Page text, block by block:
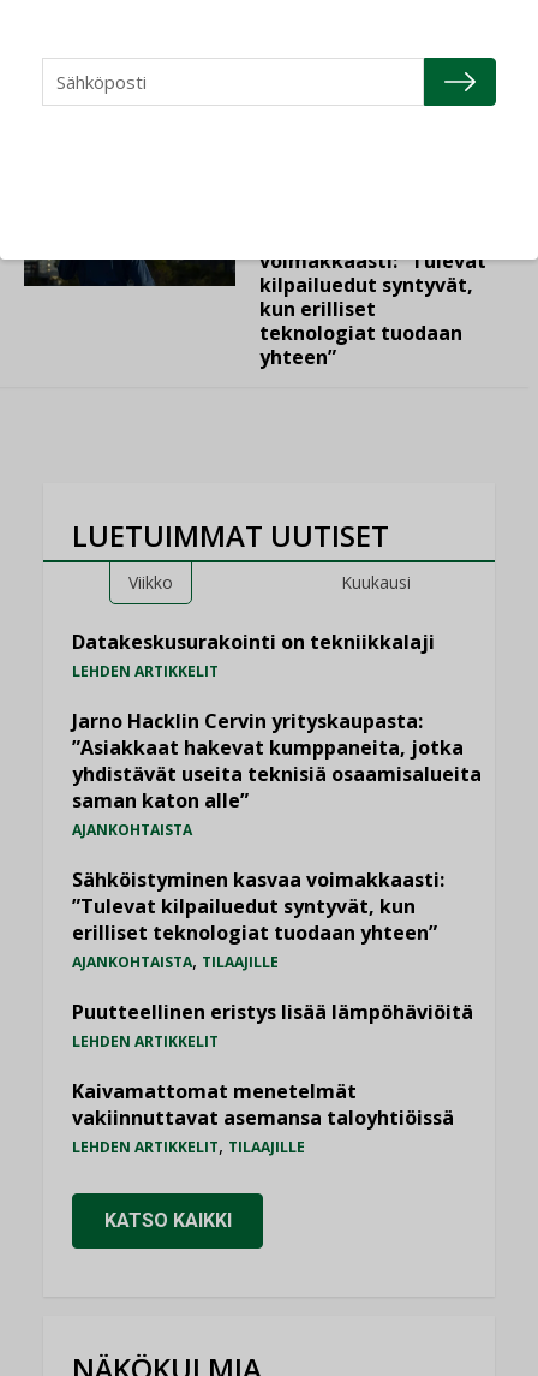
voimakkaasti: ”Tulevat
kilpailuedut syntyvät,
kun erilliset
teknologiat tuodaan
yhteen”
LUETUIMMAT UUTISET
Viikko Kuukausi
Datakeskusurakointi on tekniikkalaji
LEHDEN ARTIKKELIT
Jarno Hacklin Cervin yrityskaupasta:
”Asiakkaat hakevat kumppaneita, jotka
yhdistävät useita teknisiä osaamisalueita
saman katon alle”
AJANKOHTAISTA
Sähköistyminen kasvaa voimakkaasti:
”Tulevat kilpailuedut syntyvät, kun
erilliset teknologiat tuodaan yhteen”
AJANKOHTAISTA, TILAAJILLE
Puutteellinen eristys lisää lämpöhäviöitä
LEHDEN ARTIKKELIT
Kaivamattomat menetelmät
vakiinnuttavat asemansa taloyhtiöissä
LEHDEN ARTIKKELIT, TILAAJILLE
KATSO KAIKKI